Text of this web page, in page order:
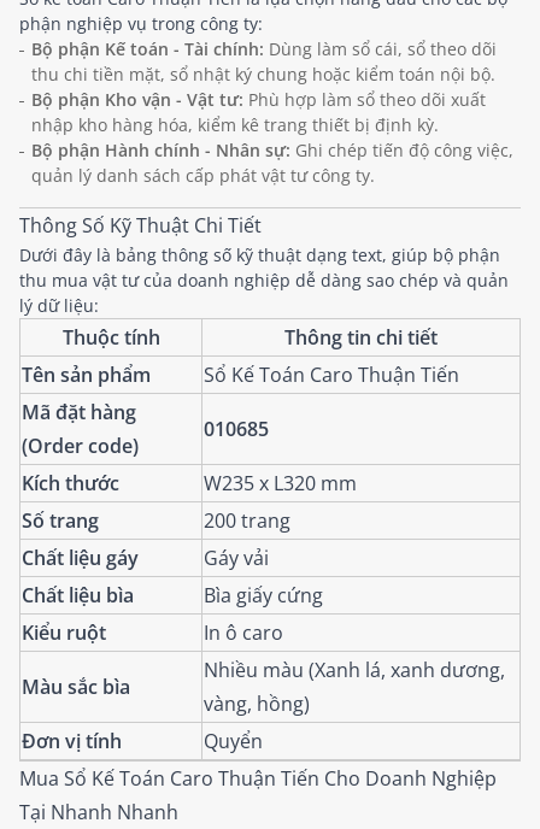
phận nghiệp vụ trong công ty:
Bộ phận Kế toán - Tài chính: Dùng làm sổ cái, sổ theo dõi
thu chi tiền mặt, sổ nhật ký chung hoặc kiểm toán nội bộ.
Bộ phận Kho vận - Vật tư: Phù hợp làm sổ theo dõi xuất
nhập kho hàng hóa, kiểm kê trang thiết bị định kỳ.
Bộ phận Hành chính - Nhân sự: Ghi chép tiến độ công việc,
quản lý danh sách cấp phát vật tư công ty.
Thông Số Kỹ Thuật Chi Tiết
Dưới đây là bảng thông số kỹ thuật dạng text, giúp bộ phận
thu mua vật tư của doanh nghiệp dễ dàng sao chép và quản
lý dữ liệu:
Thuộc tính
Thông tin chi tiết
Tên sản phẩm
Sổ Kế Toán Caro Thuận Tiến
Mã đặt hàng
(Order code)
010685
Kích thước
W235 x L320 mm
Số trang
200 trang
Chất liệu gáy
Gáy vải
Chất liệu bìa
Bìa giấy cứng
Kiểu ruột
In ô caro
Màu sắc bìa
Nhiều màu (Xanh lá, xanh dương,
vàng, hồng)
Đơn vị tính
Quyển
Mua Sổ Kế Toán Caro Thuận Tiến Cho Doanh Nghiệp
Tại Nhanh Nhanh